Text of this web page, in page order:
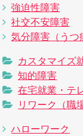
強迫性障害
社交不安障害
気分障害（うつ
カスタマイズ
知的障害
在宅就業・テ
リワーク（職
ハローワーク